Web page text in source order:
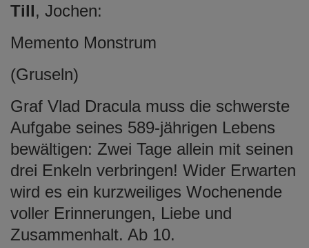
Till, Jochen:
Memento Monstrum
(Gruseln)
Graf Vlad Dracula muss die schwerste
Aufgabe seines 589-jährigen Lebens
bewältigen: Zwei Tage allein mit seinen
drei Enkeln verbringen! Wider Erwarten
wird es ein kurzweiliges Wochenende
voller Erinnerungen, Liebe und
Zusammenhalt. Ab 10.